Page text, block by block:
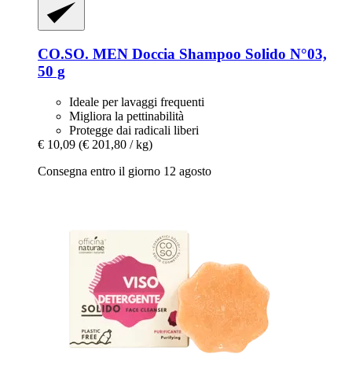
CO.SO. MEN Doccia Shampoo Solido N°03,
50 g
Ideale per lavaggi frequenti
Migliora la pettinabilità
Protegge dai radicali liberi
€ 10,09 (€ 201,80 / kg)
Consegna entro il giorno 12 agosto